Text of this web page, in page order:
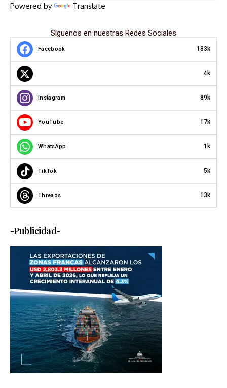
Powered by Translate
Síguenos en nuestras Redes Sociales
Facebook 183k
4k
Instagram 89k
YouTube 17k
WhatsApp 1k
TikTok 5k
Threads 13k
-Publicidad-